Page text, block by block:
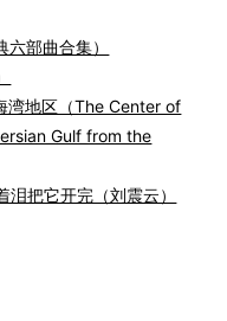
部曲合集）
湾地区（The Center of
Gulf from the
把它开完（刘震云）